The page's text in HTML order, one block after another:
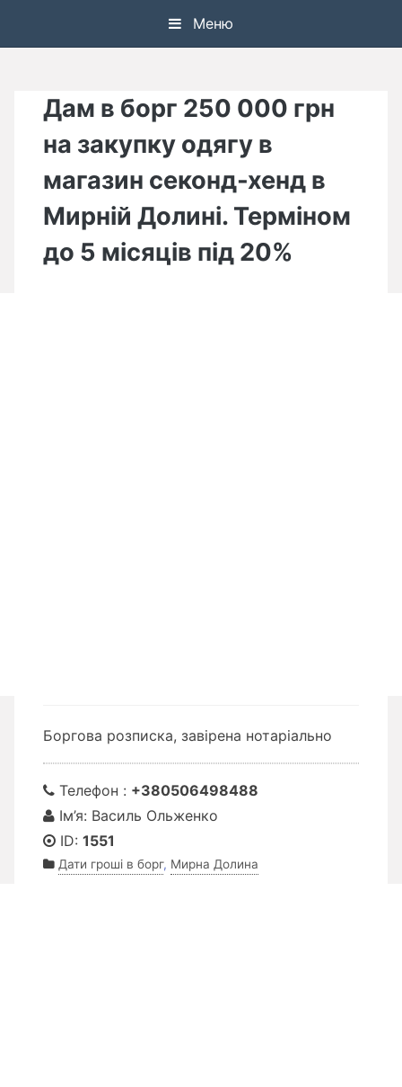
Меню
Дам в борг 250 000 грн
на закупку одягу в
магазин секонд-хенд в
Мирній Долині. Терміном
до 5 місяців під 20%
Боргова розписка, завірена нотаріально
Телефон : +380506498488
Ім’я: Василь Ольженко
ID: 1551
Дати гроші в борг, Мирна Долина